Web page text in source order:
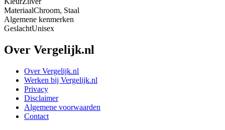
MateriaalChroom, Staal
Algemene kenmerken
GeslachtUnisex
Over Vergelijk.nl
Over Vergelijk.nl
Werken bij Vergelijk.nl
Privacy
Disclaimer
Algemene voorwaarden
Contact